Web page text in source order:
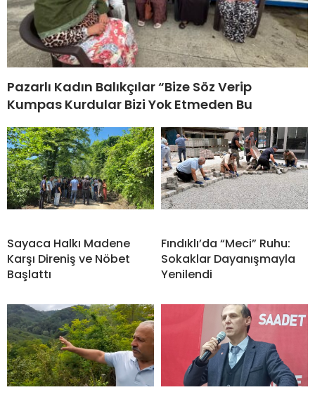
Pazarlı Kadın Balıkçılar “Bize Söz Verip
Kumpas Kurdular Bizi Yok Etmeden Bu
Sayaca Halkı Madene
Karşı Direniş ve Nöbet
Başlattı
Fındıklı’da “Meci” Ruhu:
Sokaklar Dayanışmayla
Yenilendi